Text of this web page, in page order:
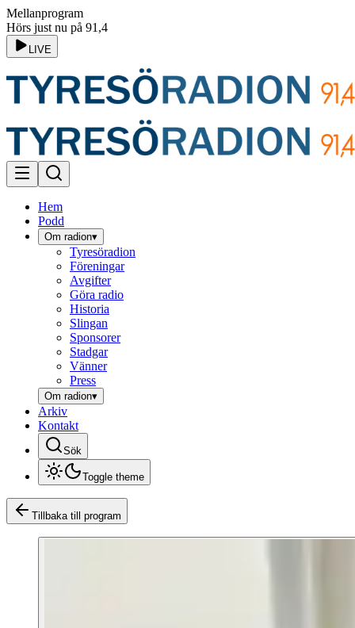
Mellanprogram
Hörs just nu på 91,4
LIVE
Hem
Podd
Om radion▾
Tyresöradion
Föreningar
Avgifter
Göra radio
Historia
Slingan
Sponsorer
Stadgar
Vänner
Press
Om radion▾
Arkiv
Kontakt
Sök
Toggle theme
Tillbaka till program